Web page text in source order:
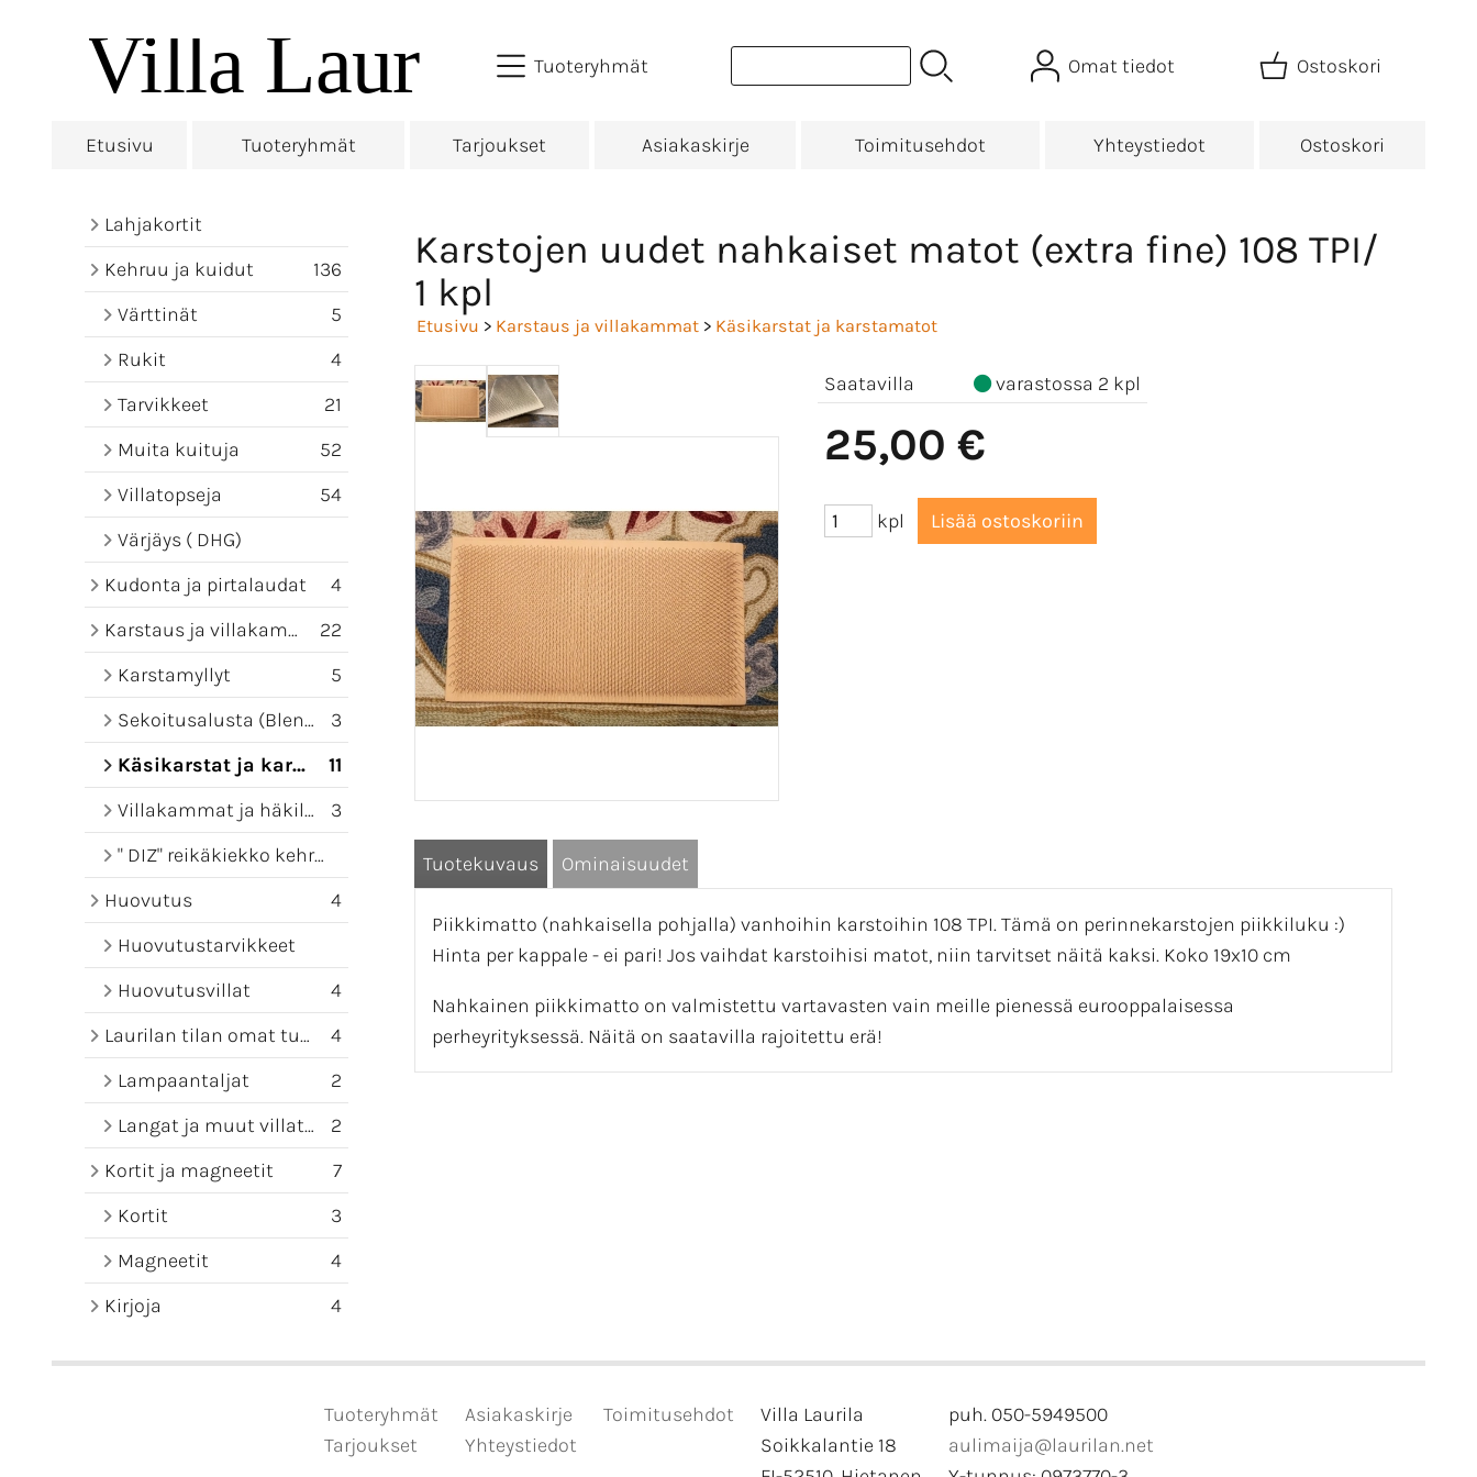
Tuoteryhmät Omat tiedot Ostoskori
Etusivu Tuoteryhmät Tarjoukset Asiakaskirje Toimitusehdot Yhteystiedot Ostoskori
Lahjakortit
Kehruu ja kuidut
136
Värttinät
5
Rukit
4
Tarvikkeet
21
Muita kuituja
52
Villatopseja
54
Värjäys ( DHG)
Kudonta ja pirtalaudat
4
Karstaus ja villakammat
22
Karstamyllyt
5
Sekoitusalusta (Blending board)
3
Käsikarstat ja karstamatot
11
Villakammat ja häkilät
3
" DIZ" reikäkiekko kehruuseen
Huovutus
4
Huovutustarvikkeet
Huovutusvillat
4
Laurilan tilan omat tuotteet
4
Lampaantaljat
2
Langat ja muut villatuotteet
2
Kortit ja magneetit
7
Kortit
3
Magneetit
4
Kirjoja
4
Karstojen uudet nahkaiset matot (extra fine) 108 TPI/
1 kpl
Etusivu > Karstaus ja villakammat > Käsikarstat ja karstamatot
Saatavilla varastossa 2 kpl
25,00 €
kpl
Tuotekuvaus Ominaisuudet
Piikkimatto (nahkaisella pohjalla) vanhoihin karstoihin 108 TPI. Tämä on perinnekarstojen piikkiluku :)
Hinta per kappale - ei pari! Jos vaihdat karstoihisi matot, niin tarvitset näitä kaksi. Koko 19x10 cm
Nahkainen piikkimatto on valmistettu vartavasten vain meille pienessä eurooppalaisessa
perheyrityksessä. Näitä on saatavilla rajoitettu erä!
Tuoteryhmät
Tarjoukset
Asiakaskirje
Yhteystiedot
Toimitusehdot
Villa Laurila
Soikkalantie 18
puh. 050-5949500
aulimaija@laurilan.net